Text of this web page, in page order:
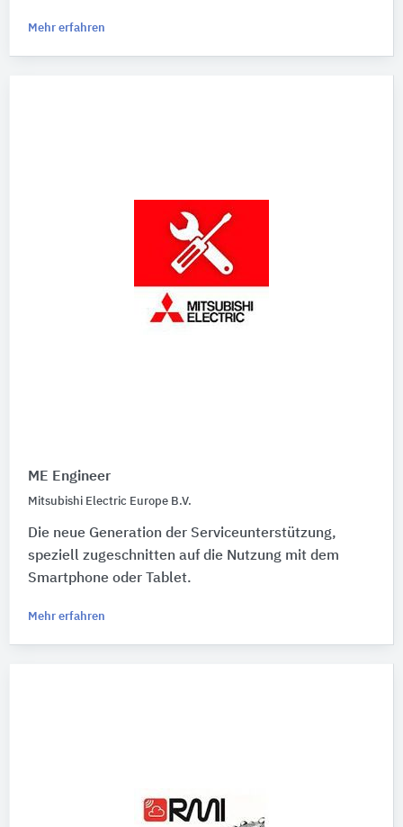
Mehr erfahren
ME Engineer
Mitsubishi Electric Europe B.V.
Die neue Generation der Serviceunterstützung,
speziell zugeschnitten auf die Nutzung mit dem
Smartphone oder Tablet.
Mehr erfahren